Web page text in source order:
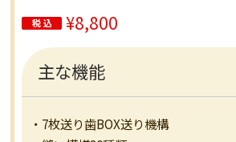
¥8,800
主な機能
・7枚送り歯BOX送り機構